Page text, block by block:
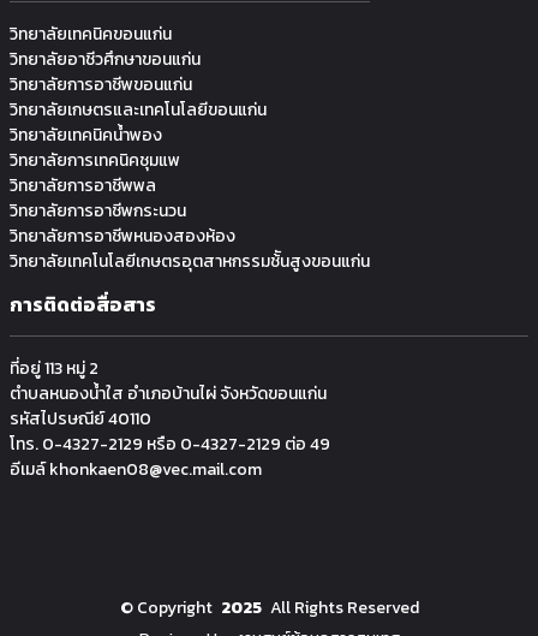
วิทยาลัยเทคนิคขอนแก่น
วิทยาลัยอาชีวศึกษาขอนแก่น
วิทยาลัยการอาชีพขอนแก่น
วิทยาลัยเกษตรและเทคโนโลยีขอนแก่น
วิทยาลัยเทคนิคน้ำพอง
วิทยาลัยการเทคนิคชุมแพ
วิทยาลัยการอาชีพพล
วิทยาลัยการอาชีพกระนวน
วิทยาลัยการอาชีพหนองสองห้อง
วิทยาลัยเทคโนโลยีเกษตรอุตสาหกรรมช้ันสูงขอนแก่น
การติดต่อสื่อสาร
ที่อยู่ 113 หมู่ 2
ตำบลหนองน้ำใส อำเภอบ้านไผ่ จังหวัดขอนแก่น
รหัสไปรษณีย์ 40110
โทร. 0-4327-2129 หรือ 0-4327-2129 ต่อ 49
อีเมล์ khonkaen08@vec.mail.com
©Copyright 2025 All Rights Reserved